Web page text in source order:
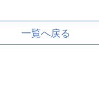
一覧へ戻る